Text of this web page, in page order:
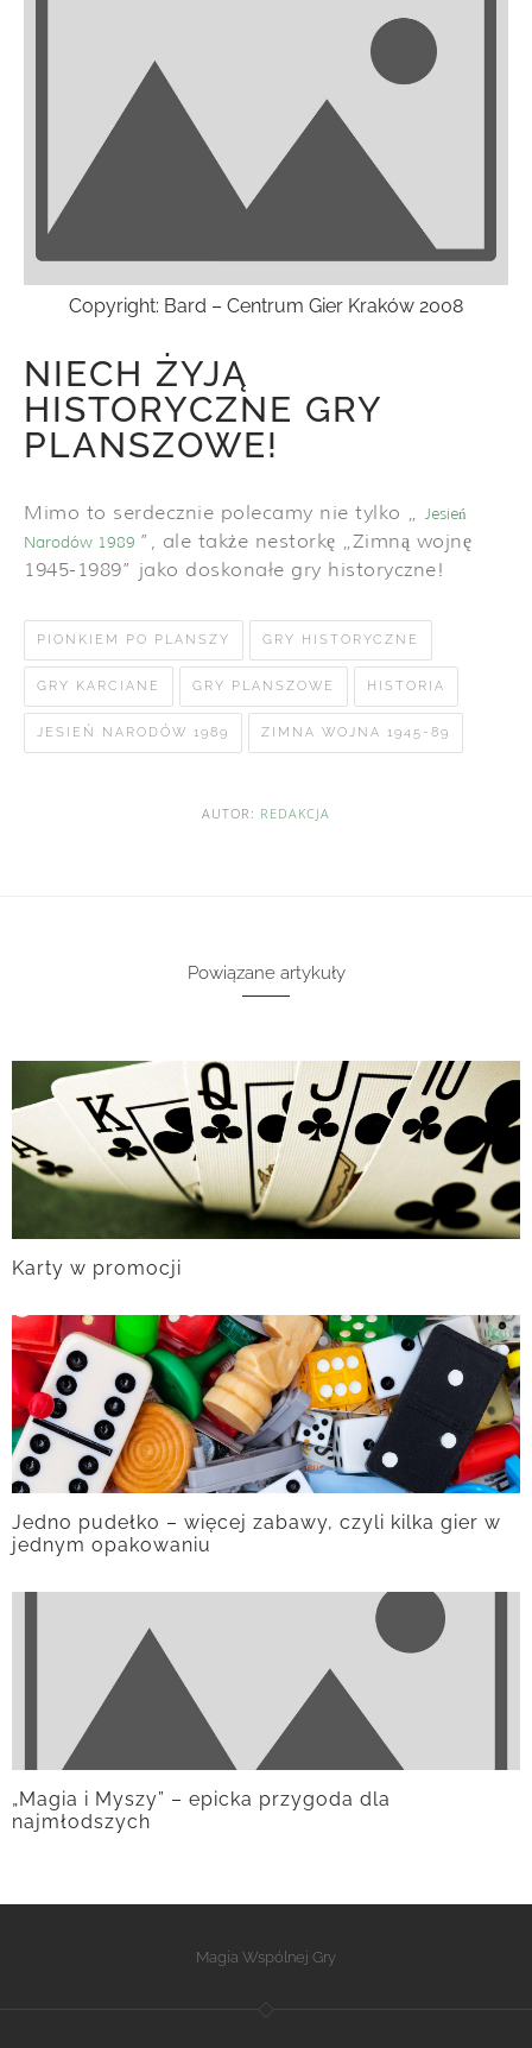
Copyright: Bard – Centrum Gier Kraków 2008
NIECH ŻYJĄ
HISTORYCZNE GRY
PLANSZOWE!
Mimo to serdecznie polecamy nie tylko „
Jesień
Narodów 1989 ”, ale także nestorkę „Zimną wojnę
1945-1989” jako doskonałe gry historyczne!
PIONKIEM PO PLANSZY GRY HISTORYCZNE
GRY KARCIANE GRY PLANSZOWE HISTORIA
JESIEŃ NARODÓW 1989 ZIMNA WOJNA 1945-89
AUTOR: REDAKCJA
Powiązane artykuły
Karty w promocji
Jedno pudełko – więcej zabawy, czyli kilka gier w
jednym opakowaniu
„Magia i Myszy” – epicka przygoda dla
najmłodszych
Magia Wspólnej Gry